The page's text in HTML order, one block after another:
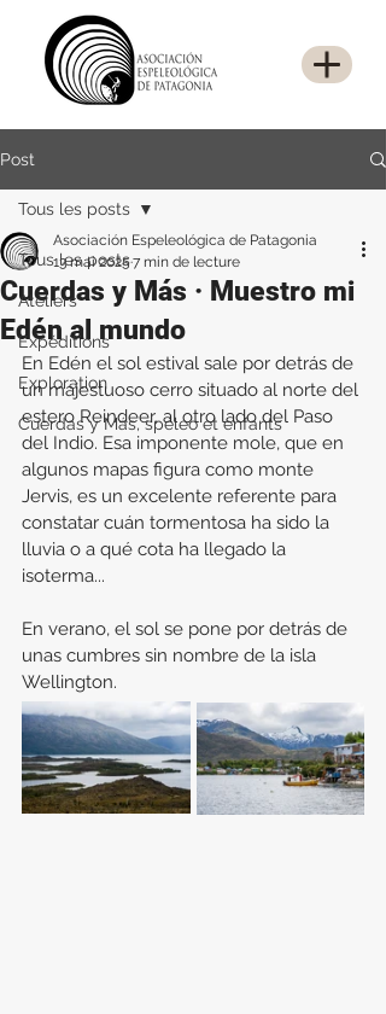
Post
Tous les posts
Ateliers
Expéditions
Exploration
Cuerdas y Más, spéleo et enfants
Tous les posts
Cuerdas y Más · Muestro mi
Edén al mundo
Asociación Espeleológica de Patagonia
13 mai 20257 min de lecture
En Edén el sol estival sale por detrás de
un majestuoso cerro situado al norte del
estero Reindeer, al otro lado del Paso
del Indio. Esa imponente mole, que en
algunos mapas figura como monte
Jervis, es un excelente referente para
constatar cuán tormentosa ha sido la
lluvia o a qué cota ha llegado la
isoterma...
En verano, el sol se pone por detrás de
unas cumbres sin nombre de la isla
Wellington.